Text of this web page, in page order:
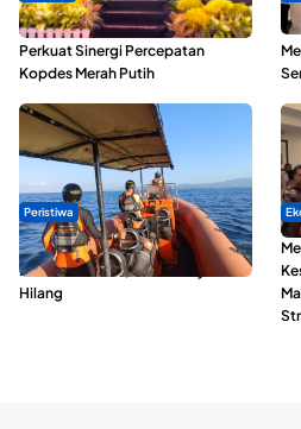
Seminar di Ternate, Mendes
Perkuat Sinergi Percepatan
Kopdes Merah Putih
Peristiwa
Dua Longboat Bertabrakan di
Perairan Taliabu, Satu Nelayan
Hilang